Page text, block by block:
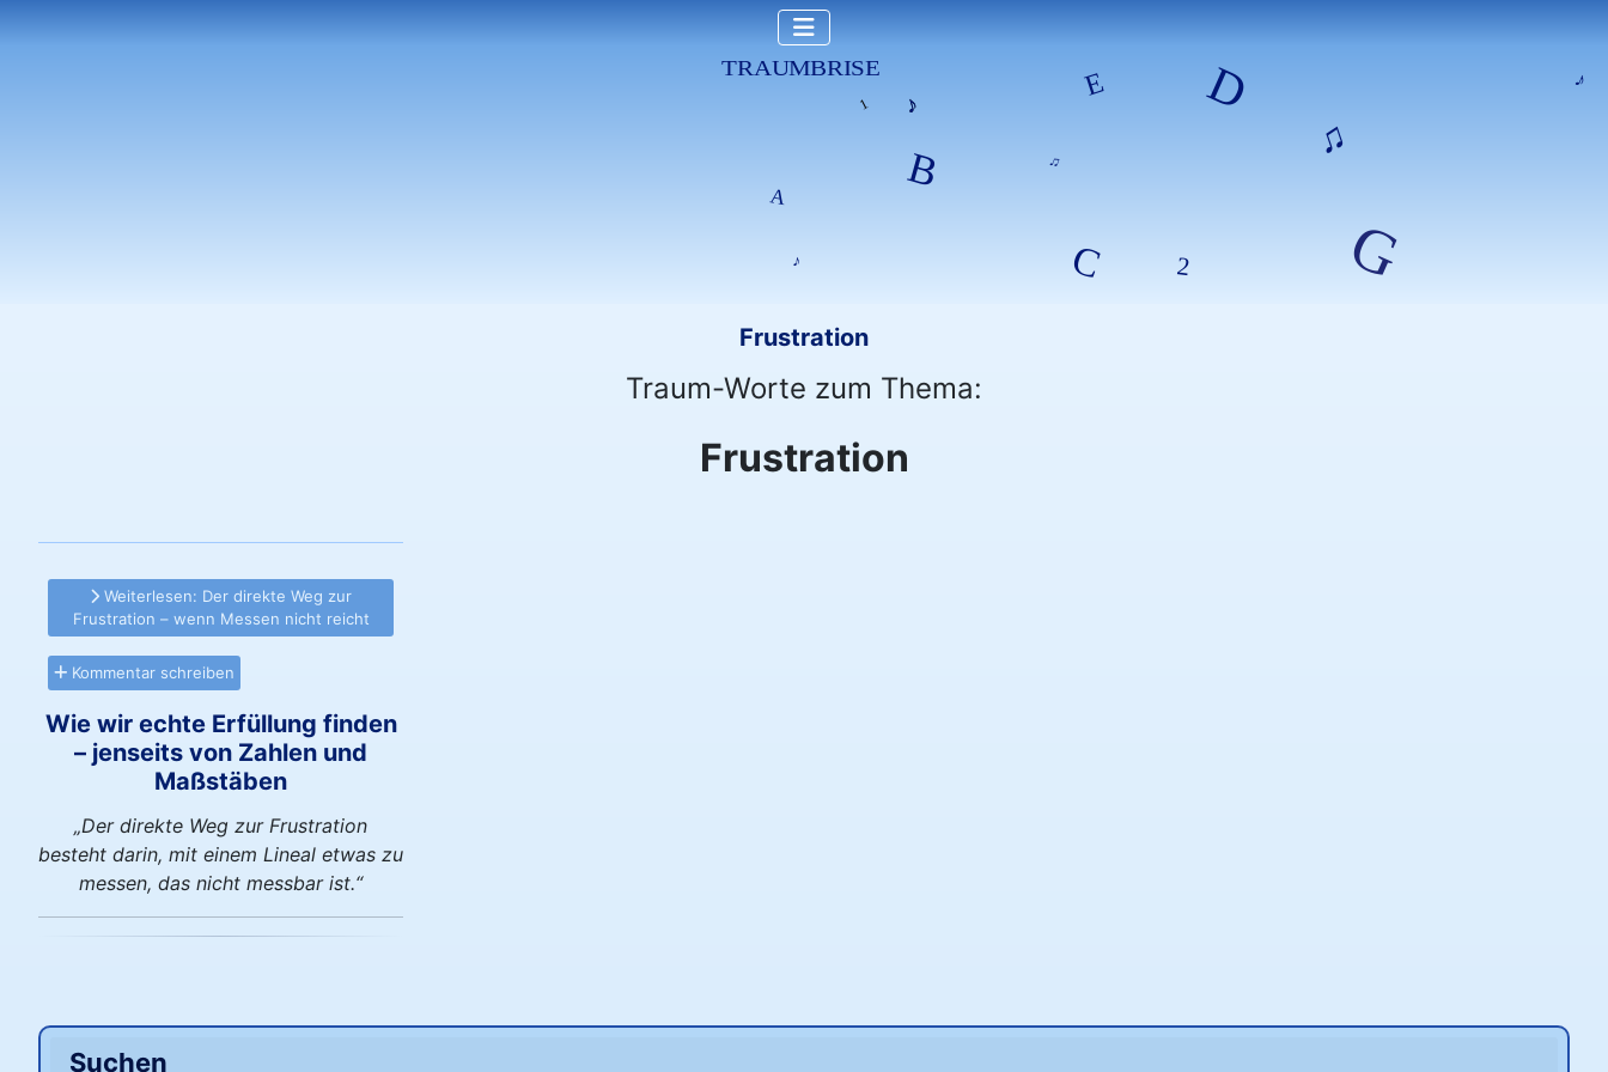
Frustration
Traum-Worte zum Thema:
Frustration
Weiterlesen: Der direkte Weg zur
Frustration – wenn Messen nicht reicht
Kommentar schreiben
Wie wir echte Erfüllung finden
– jenseits von Zahlen und
Maßstäben
„Der direkte Weg zur Frustration
besteht darin, mit einem Lineal etwas zu
messen, das nicht messbar ist.“
Suchen